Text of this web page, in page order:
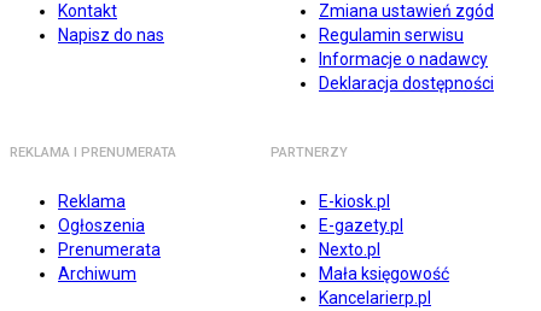
Kontakt
Napisz do nas
Zmiana ustawień zgód
Regulamin serwisu
Informacje o nadawcy
Deklaracja dostępności
REKLAMA I PRENUMERATA
Reklama
Ogłoszenia
Prenumerata
Archiwum
PARTNERZY
E-kiosk.pl
E-gazety.pl
Nexto.pl
Mała księgowość
Kancelarierp.pl